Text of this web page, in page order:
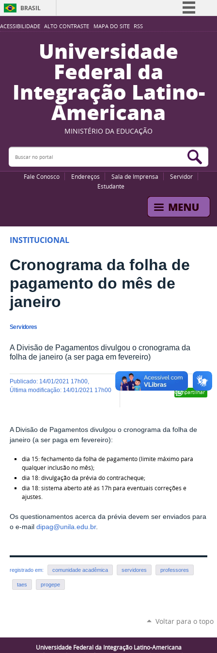
ACESSIBILIDADE ALTO CONTRASTE MAPA DO SITE RSS
BRASIL
Simplifique!
Participe
Acesso à informação
Legislação
Canais
Universidade
Federal da
Integração Latino-
Americana
MINISTÉRIO DA EDUCAÇÃO
Buscar no portal
Fale Conosco Endereços Sala de Imprensa
Servidor
Estudante
INSTITUCIONAL
Cronograma da folha de
pagamento do mês de
janeiro
Servidores
A Divisão de Pagamentos divulgou o cronograma da
folha de janeiro (a ser paga em fevereiro)
Compartilhar
publicado: 14/01/2021 17h00
última modificação: 14/01/2021 17h00
A Divisão de Pagamentos divulgou o cronograma da folha de
janeiro (a ser paga em fevereiro):
dia 15: fechamento da folha de pagamento (limite máximo para
qualquer inclusão no mês);
dia 18: divulgação da prévia do contracheque;
dia 18: sistema aberto até as 17h para eventuais correções e
ajustes.
Os questionamentos acerca da prévia devem ser enviados para
o e-mail dipag@unila.edu.br.
registrado em: comunidade acadêmica servidores professores
taes progepe
Voltar para o topo
Universidade Federal da Integração Latino-Americana